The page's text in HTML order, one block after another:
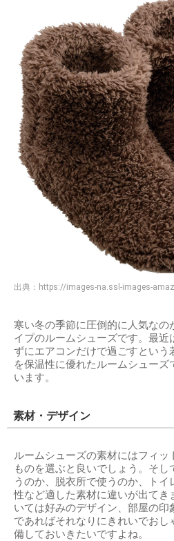
出典： https://images-na.ssl-images-
寒い冬の季節に圧倒的に人気なの
イプのルームシューズです。最近
ずにエアコンだけで過ごすという
を保温性に優れたルームシューズ
います。
素材・デザイン
ルームシューズの素材にはフィッ
ものを選ぶと良いでしょう。そ
うのか、脱衣所で使うのか、ト
性など適した素材に違いが出てき
いては好みのデザイン、部屋の印
であればそれなりにきれいでお
備しておいきたいですよね。